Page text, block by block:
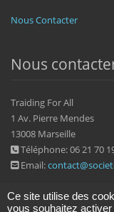
Nous Contacter
Nous
Traiding For All
1 Av. Pierre Mendes
13008 Marseille
Téléphone: 06 21 70
Email:
Ce site utilise des
vous souhaitez activer